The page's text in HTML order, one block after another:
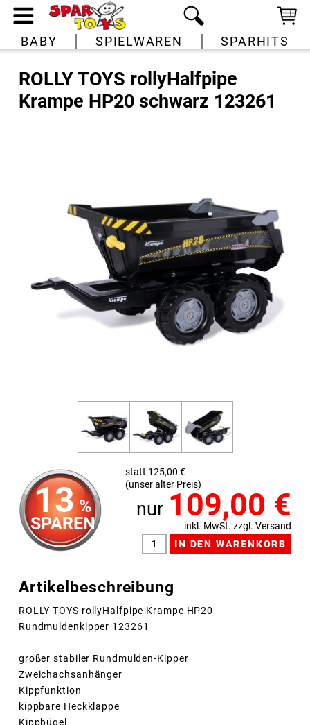
BABY SPIELWAREN SPARHITS
ROLLY TOYS rollyHalfpipe
Krampe HP20 schwarz 123261
13 %
SPAREN
statt 125,00 €
(unser alter Preis)
nur 109,00 €
inkl. MwSt. zzgl. Versand
Artikelbeschreibung
ROLLY TOYS rollyHalfpipe Krampe HP20
Rundmuldenkipper 123261
großer stabiler Rundmulden-Kipper
Zweichachsanhänger
Kippfunktion
kippbare Heckklappe
Kippbügel